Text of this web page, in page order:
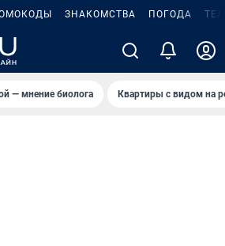
ЗНАКОМСТВА ПОГОДА
— мнение биолога Квартиры с видом на